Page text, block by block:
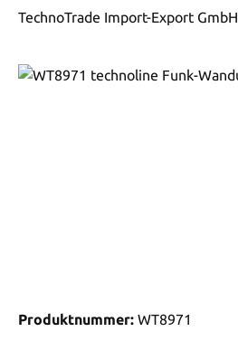
TechnoTrade Import-Export GmbH
Produktnummer: WT8971